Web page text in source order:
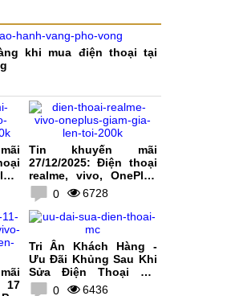
khi mua điện thoại tại
Tin khuyến mãi
27/12/2025: Điện thoại
realme, vivo, OnePlus
giảm giá lên tới 200K
0 6728
17
Tri Ân Khách Hàng -
Ưu Đãi Khủng Sau Khi
Sửa Điện Thoại Tại
MobileCity
0 6436